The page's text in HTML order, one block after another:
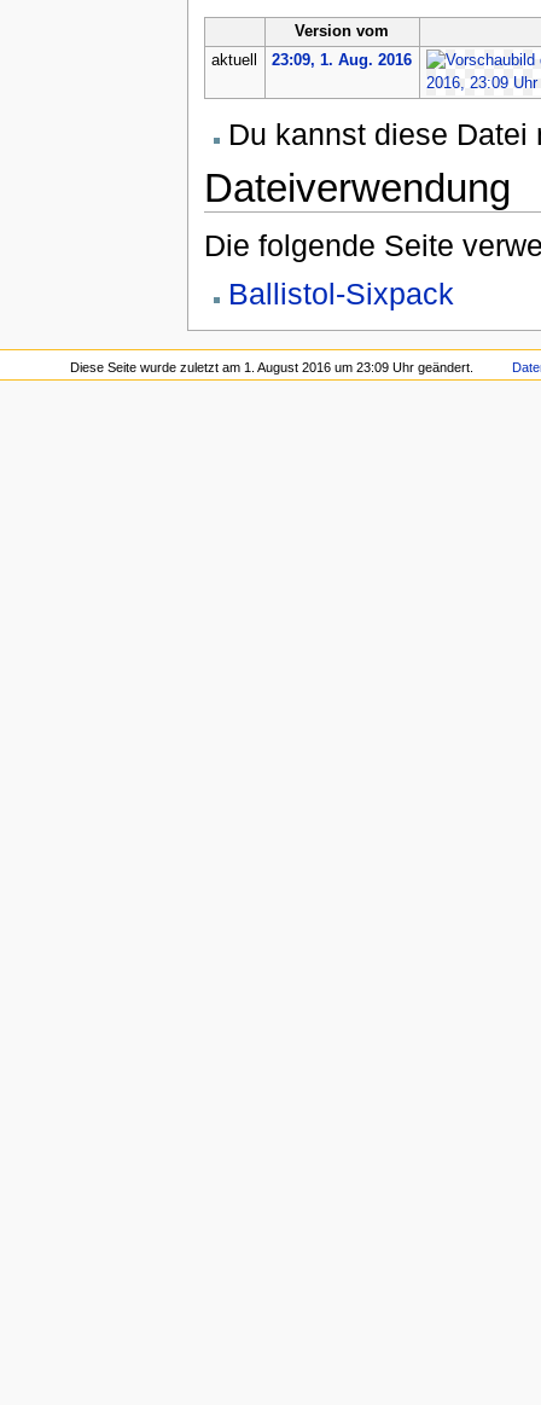
Version vom
aktuell
23:09, 1. Aug. 2016
Du kannst diese
Dateiverwendung
Die folgende Seite
Ballistol-Sixpack
Diese Seite wurde zuletzt am 1. August 2016 um 23:09 Uhr geändert.